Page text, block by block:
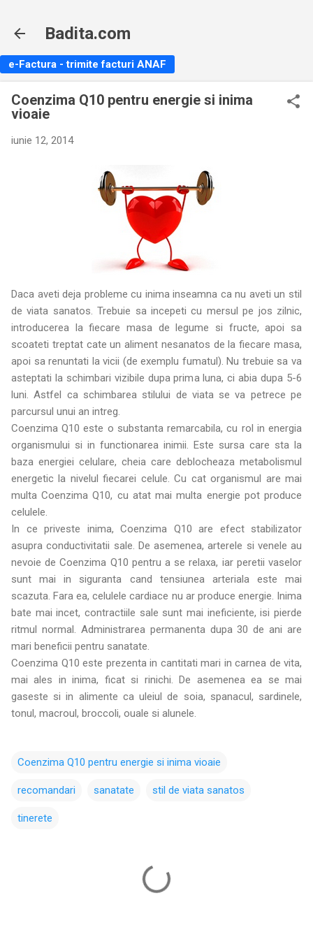
Badita.com
e-Factura - trimite facturi ANAF
Coenzima Q10 pentru energie si inima
vioaie
iunie 12, 2014
Daca aveti deja probleme cu inima inseamna ca nu aveti un stil
de viata sanatos. Trebuie sa incepeti cu mersul pe jos zilnic,
introducerea la fiecare masa de legume si fructe, apoi sa
scoateti treptat cate un aliment nesanatos de la fiecare masa,
apoi sa renuntati la vicii (de exemplu fumatul). Nu trebuie sa va
asteptati la schimbari vizibile dupa prima luna, ci abia dupa 5-6
luni. Astfel ca schimbarea stilului de viata se va petrece pe
parcursul unui an intreg.
Coenzima Q10 este o substanta remarcabila, cu rol in energia
organismului si in functionarea inimii. Este sursa care sta la
baza energiei celulare, cheia care deblocheaza metabolismul
energetic la nivelul fiecarei celule. Cu cat organismul are mai
multa Coenzima Q10, cu atat mai multa energie pot produce
celulele.
In ce priveste inima, Coenzima Q10 are efect stabilizator
asupra conductivitatii sale. De asemenea, arterele si venele au
nevoie de Coenzima Q10 pentru a se relaxa, iar peretii vaselor
sunt mai in siguranta cand tensiunea arteriala este mai
scazuta. Fara ea, celulele cardiace nu ar produce energie. Inima
bate mai incet, contractiile sale sunt mai ineficiente, isi pierde
ritmul normal. Administrarea permanenta dupa 30 de ani are
mari beneficii pentru sanatate.
Coenzima Q10 este prezenta in cantitati mari in carnea de vita,
mai ales in inima, ficat si rinichi. De asemenea ea se mai
gaseste si in alimente ca uleiul de soia, spanacul, sardinele,
tonul, macroul, broccoli, ouale si alunele.
Coenzima Q10 pentru energie si inima vioaie
recomandari sanatate stil de viata sanatos
tinerete